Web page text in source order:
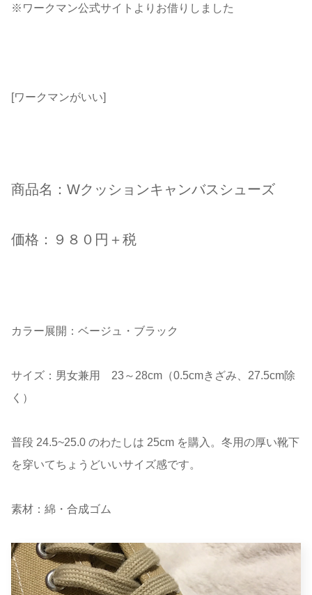
※ワークマン公式サイトよりお借りしました
[ワークマンがいい]
商品名：Wクッションキャンバスシューズ
価格：９８０円＋税
カラー展開：ベージュ・ブラック
サイズ：男女兼用 23～28cm（0.5cmきざみ、27.5cm除
く）
普段 24.5~25.0 のわたしは 25cm を購入。冬用の厚い靴下
を穿いてちょうどいいサイズ感です。
素材：綿・合成ゴム